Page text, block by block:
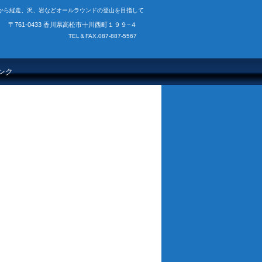
ら縦走、沢、岩などオールラウンドの登山を目指して
〒761-0433 香川県高松市十川西町１９９−４
TEL＆FAX.087-887-5567
ク